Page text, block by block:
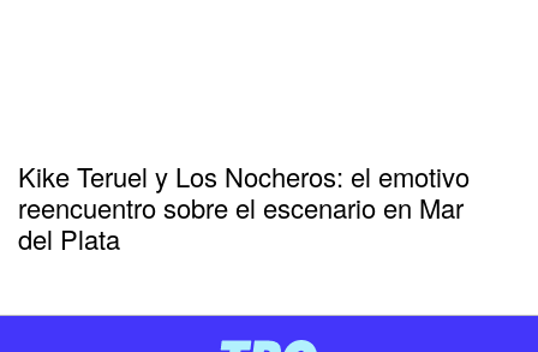
Kike Teruel y Los Nocheros: el emotivo
reencuentro sobre el escenario en Mar
del Plata